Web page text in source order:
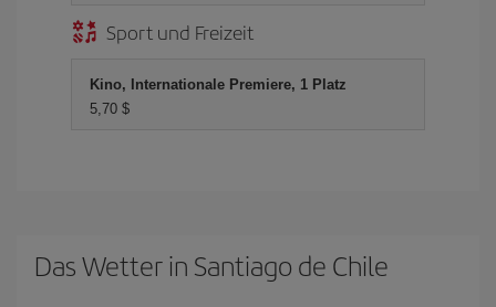
Sport und Freizeit
Kino, Internationale Premiere, 1 Platz
5,70 $
Das Wetter in Santiago de Chile